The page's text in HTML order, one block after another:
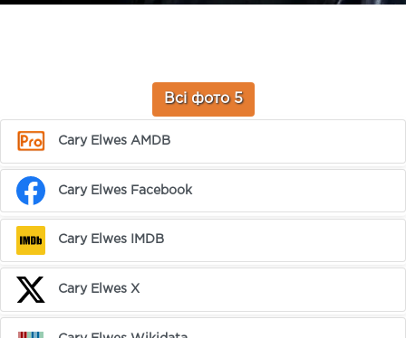
Всі фото 5
Cary Elwes AMDB
Cary Elwes Facebook
Cary Elwes IMDB
Cary Elwes X